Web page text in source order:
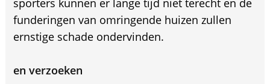
sporters kunnen er lange tijd niet terecht en de
funderingen van omringende huizen zullen
ernstige schade ondervinden.
en verzoeken